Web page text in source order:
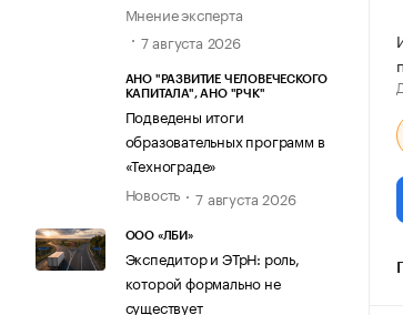
Мнение эксперта
7 августа 2026
АНО "РАЗВИТИЕ ЧЕЛОВЕЧЕСКОГО
КАПИТАЛА", АНО "РЧК"
Подведены итоги
образовательных программ в
«Технограде»
Новость
7 августа 2026
ООО «ЛБИ»
Экспедитор и ЭТрН: роль,
которой формально не
существует